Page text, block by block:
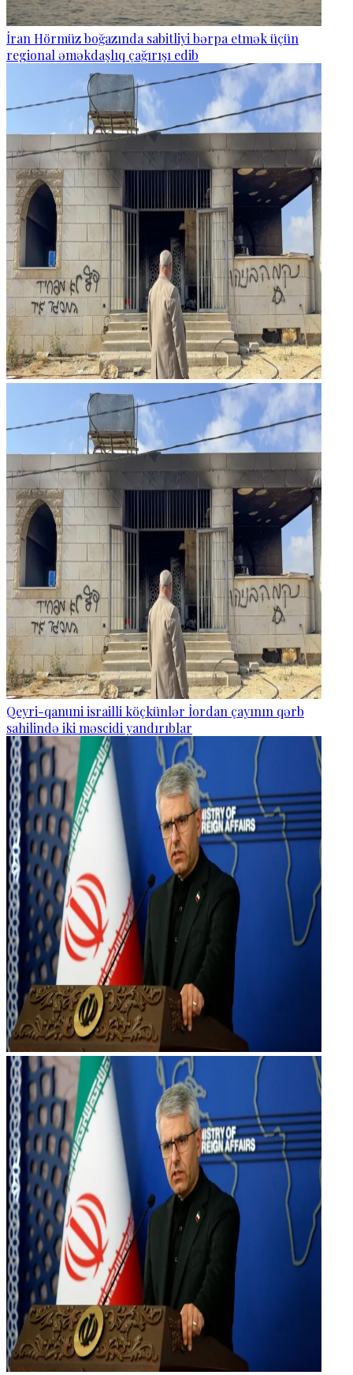
İran Hörmüz boğazında sabitliyi bərpa etmək üçün
regional əməkdaşlıq çağırışı edib
Qeyri-qanuni israilli köçkünlər İordan çayının qərb
sahilində iki məscidi yandırıblar